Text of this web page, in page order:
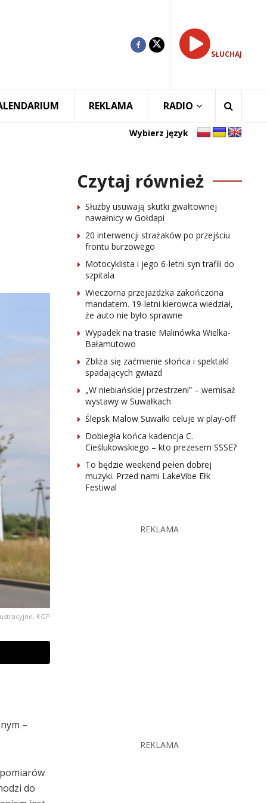
SŁUCHAJ
REKLAMA RADIO
Wybierz język
KGP
–
do
Czytaj również
Służby usuwają skutki gwałtownej
nawałnicy w Gołdapi
20 interwencji strażaków po przejściu
frontu burzowego
Motocyklista i jego 6-letni syn trafili do
szpitala
Wieczorna przejażdżka zakończona
mandatem. 19-letni kierowca wiedział,
że auto nie było sprawne
Wypadek na trasie Malinówka Wielka-
Bałamutowo
Zbliża się zaćmienie słońca i spektakl
spadających gwiazd
„W niebiańskiej przestrzeni” – wernisaż
wystawy w Suwałkach
Ślepsk Malow Suwałki celuje w play-off
Dobiegła końca kadencja C.
Cieślukowskiego – kto prezesem SSSE?
To będzie weekend pełen dobrej
muzyki. Przed nami LakeVibe Ełk
Festiwal
REKLAMA
REKLAMA